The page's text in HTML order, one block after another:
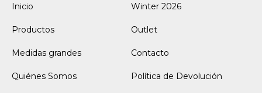
Inicio
Winter 2026
Productos Outlet
Medidas grandes Contacto
Quiénes Somos Política de Devolución